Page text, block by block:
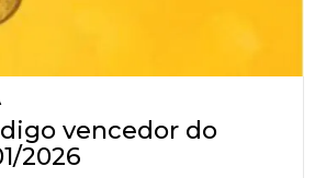
vencedor do
2026